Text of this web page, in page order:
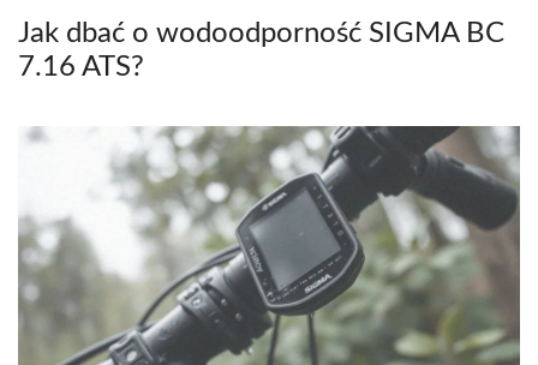
Jak dbać o wodoodporność SIGMA BC
7.16 ATS?